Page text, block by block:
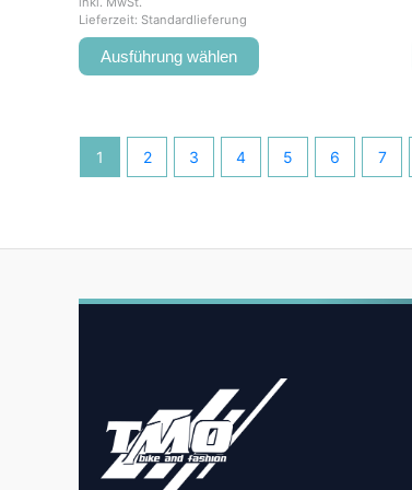
Lieferzeit: Standardlieferung
Ausführung wählen
1 2 3 4 5 6 7